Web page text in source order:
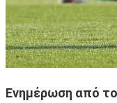
Ενημέρωση από